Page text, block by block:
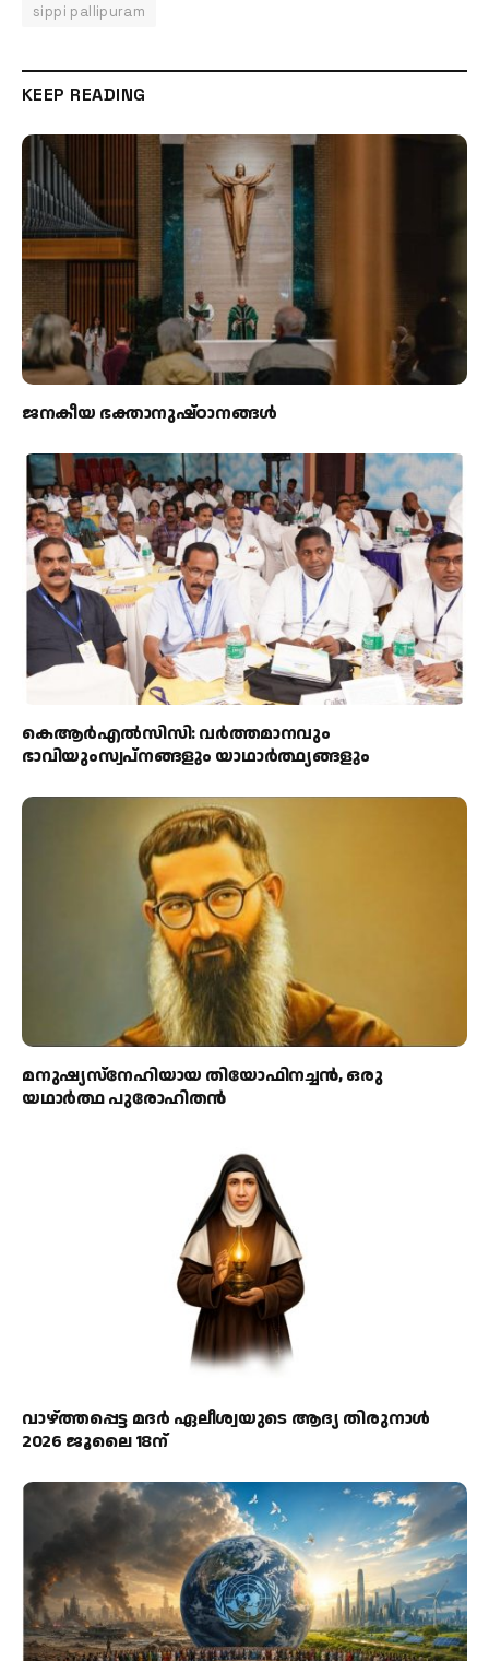
sippi pallipuram
KEEP READING
ജനകീയ ഭക്താനുഷ്ഠാനങ്ങള്‍
കെആര്‍എല്‍സിസി: വര്‍ത്തമാനവും
ഭാവിയുംസ്വപ്നങ്ങളും യാഥാര്‍ത്ഥ്യങ്ങളും
മനുഷ്യസ്‌നേഹിയായ തിയോഫിനച്ചന്‍, ഒരു
യഥാര്‍ത്ഥ പുരോഹിതന്‍
വാഴ്ത്തപ്പെട്ട മദര്‍ ഏലീശ്വയുടെ ആദ്യ തിരുനാള്‍
2026 ജൂലൈ 18ന്